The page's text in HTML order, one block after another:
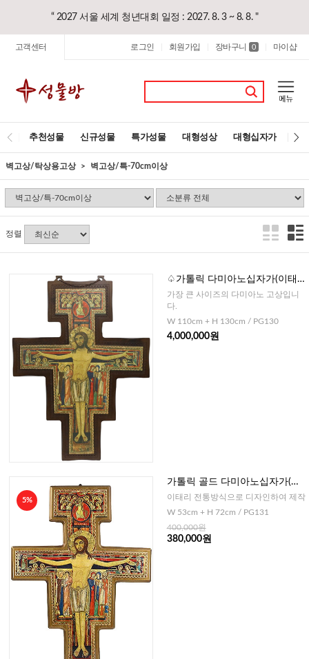
“ 2027 서울 세계 청년대회 일정 : 2027. 8. 3 ~ 8. 8. "
고객센터 로그인 회원가입 장바구니 0 마이샵
추천성물 신규성물 특가성물 대형성상 대형십자가 레
벽고상/탁상용고상 벽고상/특-70cm이상
정렬
♤가톨릭 다미아노십자가(이태
리)-130cm
가장 큰 사이즈의 다미아노 고상입니
다.
W 110cm + H 130cm / PG130
4,000,000원
5%
가톨릭 골드 다미아노십자가(이
태리)-72cm
이태리 전통방식으로 디자인하여 제작
W 53cm + H 72cm / PG131
400,000원
380,000원